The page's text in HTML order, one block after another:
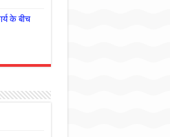
के बीच